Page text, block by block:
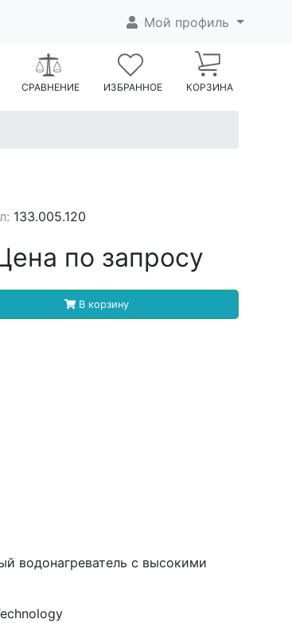
Мой профиль
СРАВНЕНИЕ ИЗБРАННОЕ КОРЗИНА
133.005.120
по запросу
В корзину
водонагреватель с высокими